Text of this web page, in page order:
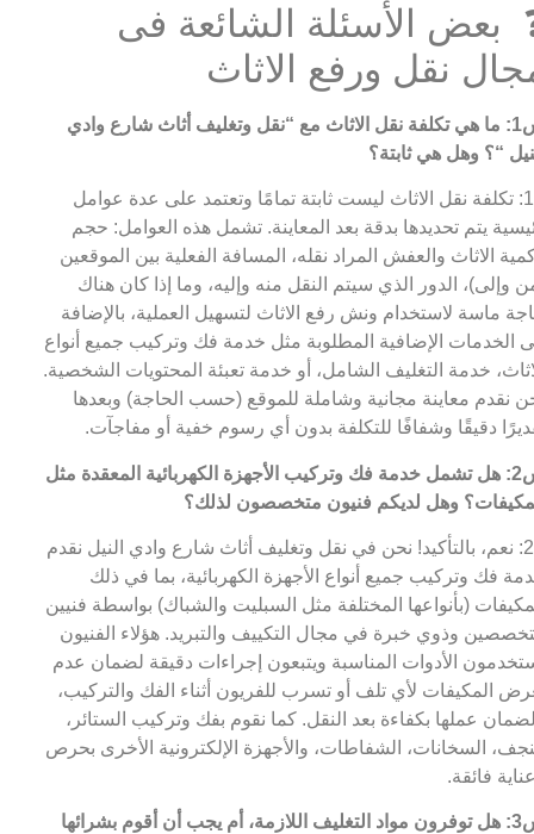
بعض الأسئلة الشائعة فى
نقل ورفع الاثاث
س1: ما هي تكلفة نقل الاثاث مع “نقل وتغليف أثاث شارع وادي
“؟ وهل هي ثابتة؟
ج1: تكلفة نقل الاثاث ليست ثابتة تمامًا وتعتمد على عدة عوامل
يتم تحديدها بدقة بعد المعاينة. تشمل هذه العوامل: حجم
الاثاث والعفش المراد نقله، المسافة الفعلية بين الموقعين
وإلى)، الدور الذي سيتم النقل منه وإليه، وما إذا كان هناك
ماسة لاستخدام ونش رفع الاثاث لتسهيل العملية، بالإضافة
الخدمات الإضافية المطلوبة مثل خدمة فك وتركيب جميع أنواع
خدمة التغليف الشامل، أو خدمة تعبئة المحتويات الشخصية.
نقدم معاينة مجانية وشاملة للموقع (حسب الحاجة) وبعدها
دقيقًا وشفافًا للتكلفة بدون أي رسوم خفية أو مفاجآت.
س2: هل تشمل خدمة فك وتركيب الأجهزة الكهربائية المعقدة مثل
وهل لديكم فنيون متخصصون لذلك؟
ج2: نعم، بالتأكيد! نحن في نقل وتغليف أثاث شارع وادي النيل نقدم
فك وتركيب جميع أنواع الأجهزة الكهربائية، بما في ذلك
(بأنواعها المختلفة مثل السبليت والشباك) بواسطة فنيين
وذوي خبرة في مجال التكييف والتبريد. هؤلاء الفنيون
الأدوات المناسبة ويتبعون إجراءات دقيقة لضمان عدم
المكيفات لأي تلف أو تسرب للفريون أثناء الفك والتركيب،
عملها بكفاءة بعد النقل. كما نقوم بفك وتركيب الستائر،
السخانات، الشفاطات، والأجهزة الإلكترونية الأخرى بحرص
فائقة.
س3: هل توفرون مواد التغليف اللازمة، أم يجب أن أقوم بشرائها